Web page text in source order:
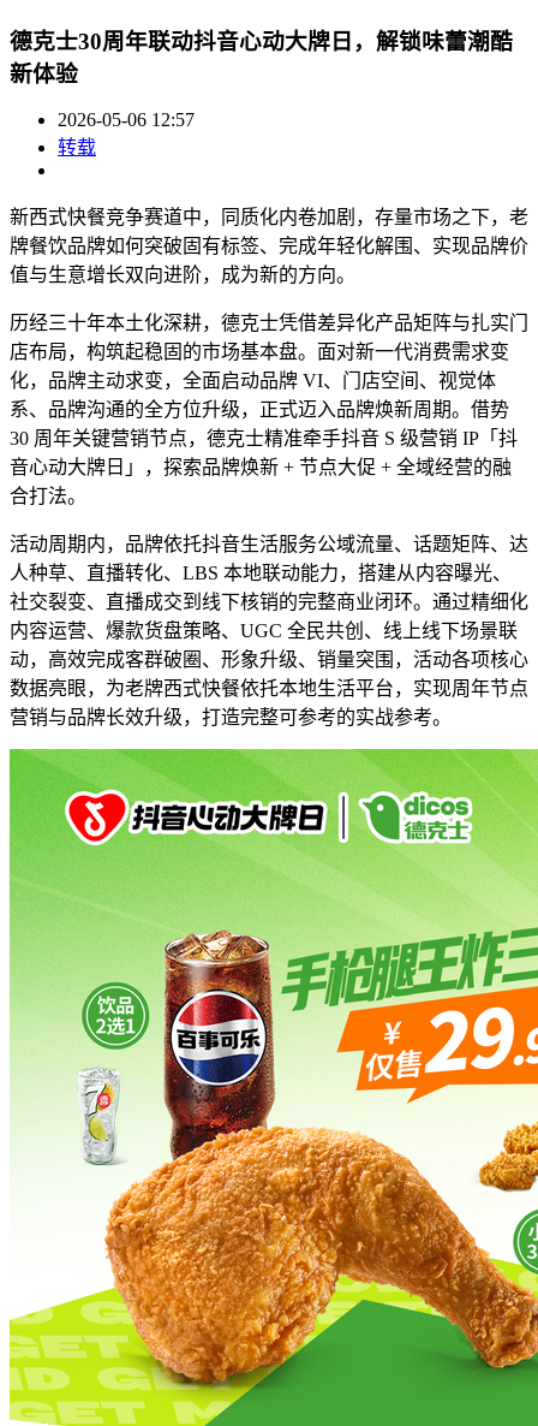
德克士30周年联动抖音心动大牌日，解锁味蕾潮酷
新体验
2026-05-06 12:57
转载
新西式快餐竞争赛道中，同质化内卷加剧，存量市场之下，老
牌餐饮品牌如何突破固有标签、完成年轻化解围、实现品牌价
值与生意增长双向进阶，成为新的方向。
历经三十年本土化深耕，德克士凭借差异化产品矩阵与扎实门
店布局，构筑起稳固的市场基本盘。面对新一代消费需求变
化，品牌主动求变，全面启动品牌 VI、门店空间、视觉体
系、品牌沟通的全方位升级，正式迈入品牌焕新周期。借势
30 周年关键营销节点，德克士精准牵手抖音 S 级营销 IP「抖
音心动大牌日」，探索品牌焕新 + 节点大促 + 全域经营的融
合打法。
活动周期内，品牌依托抖音生活服务公域流量、话题矩阵、达
人种草、直播转化、LBS 本地联动能力，搭建从内容曝光、
社交裂变、直播成交到线下核销的完整商业闭环。通过精细化
内容运营、爆款货盘策略、UGC 全民共创、线上线下场景联
动，高效完成客群破圈、形象升级、销量突围，活动各项核心
数据亮眼，为老牌西式快餐依托本地生活平台，实现周年节点
营销与品牌长效升级，打造完整可参考的实战参考。